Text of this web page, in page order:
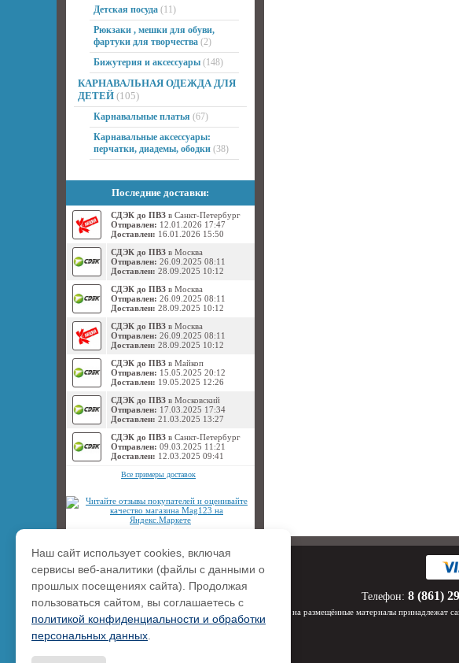
Детская посуда (11)
Рюкзаки , мешки для обуви,
фартуки для творчества (2)
Бижутерия и аксессуары (148)
КАРНАВАЛЬНАЯ ОДЕЖДА ДЛЯ
ДЕТЕЙ (105)
Карнавальные платья (67)
Карнавальные аксессуары:
перчатки, диадемы, ободки (38)
Последние доставки:
СДЭК до ПВЗ в Санкт-Петербург
Отправлен: 12.01.2026 17:47
Доставлен: 16.01.2026 15:50
СДЭК до ПВЗ в Москва
Отправлен: 26.09.2025 08:11
Доставлен: 28.09.2025 10:12
СДЭК до ПВЗ в Москва
Отправлен: 26.09.2025 08:11
Доставлен: 28.09.2025 10:12
СДЭК до ПВЗ в Москва
Отправлен: 26.09.2025 08:11
Доставлен: 28.09.2025 10:12
СДЭК до ПВЗ в Майкоп
Отправлен: 15.05.2025 20:12
Доставлен: 19.05.2025 12:26
СДЭК до ПВЗ в Московский
Отправлен: 17.03.2025 17:34
Доставлен: 21.03.2025 13:27
СДЭК до ПВЗ в Санкт-Петербург
Отправлен: 09.03.2025 11:21
Доставлен: 12.03.2025 09:41
Все примеры доставок
Телефон: 8 (861)
Права на размещённые материалы принадлежат
Наш сайт использует cookies, включая
сервисы веб-аналитики (файлы с данными о
прошлых посещениях сайта). Продолжая
пользоваться сайтом, вы соглашаетесь с
политикой конфиденциальности и обработки
персональных данных